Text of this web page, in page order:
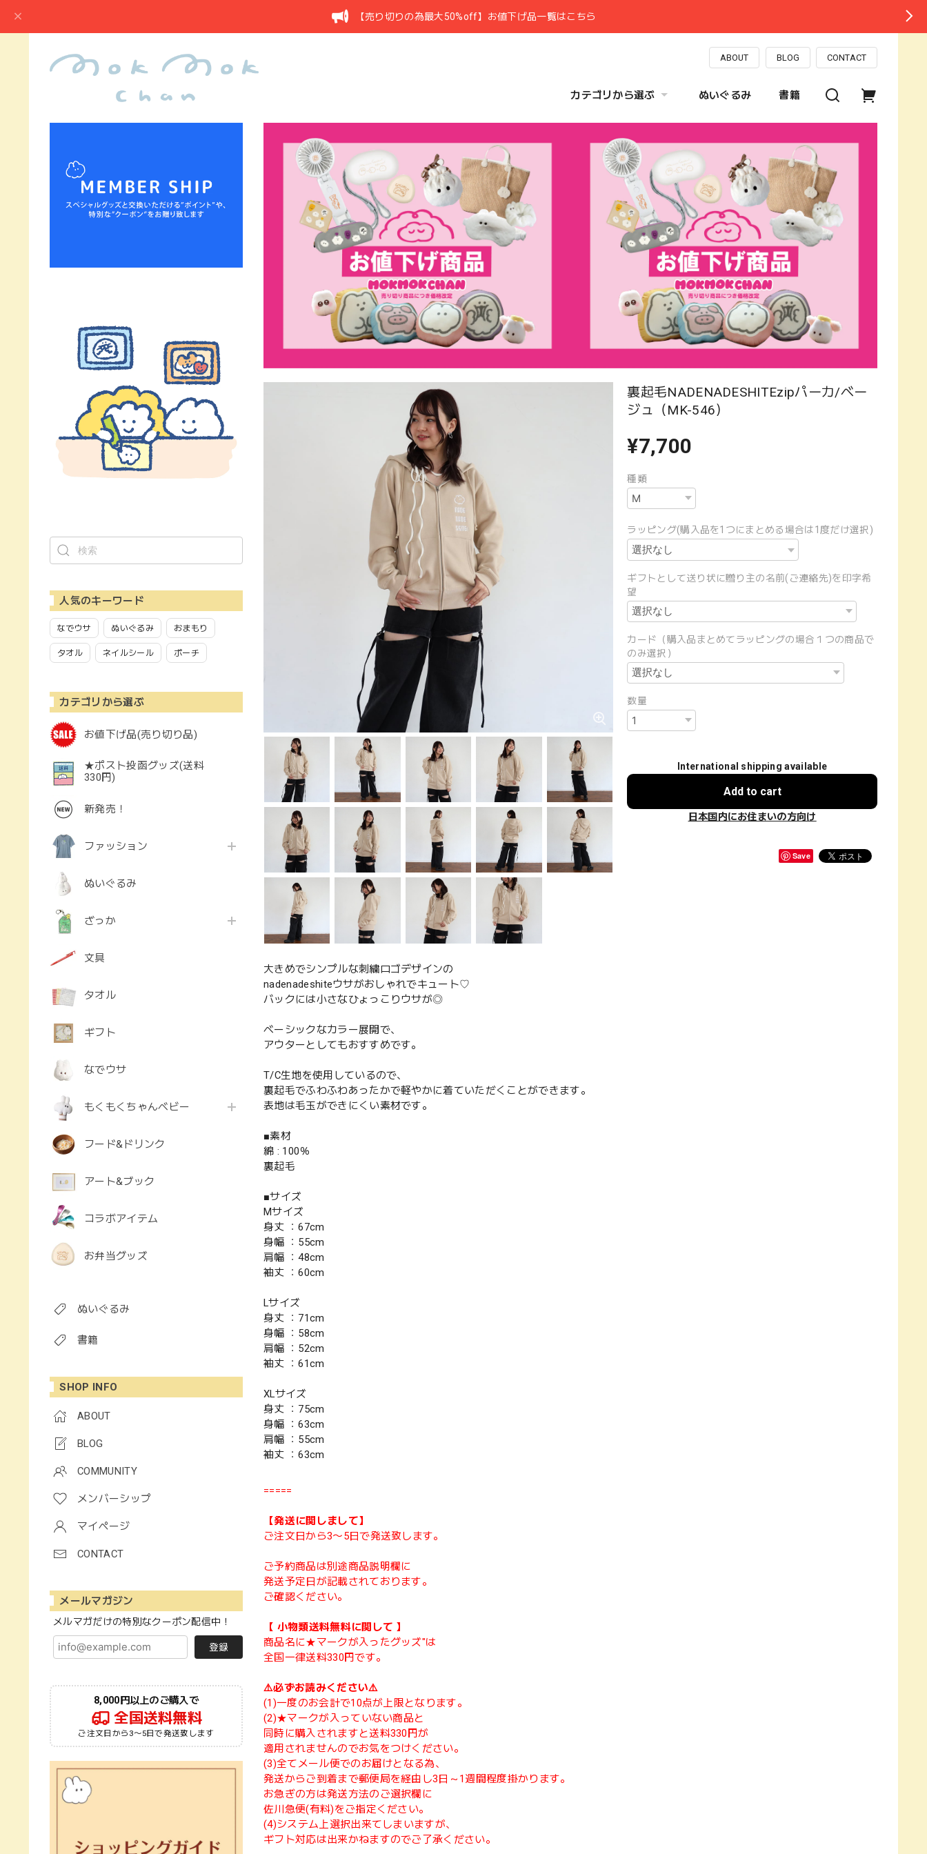
【売り切りの為最大50%off】お値下げ品一覧はこちら
ABOUT BLOG CONTACT
カテゴリから選ぶ ぬいぐるみ 書籍
人気のキーワード
なでウサ ぬいぐるみ おまもり
タオル ネイルシール ポーチ
カテゴリから選ぶ
お値下げ品(売り切り品)
★ポスト投函グッズ(送料
330円)
新発売！
ファッション
ぬいぐるみ
ざっか
文具
タオル
ギフト
なでウサ
もくもくちゃんベビー
フード&ドリンク
アート&ブック
コラボアイテム
お弁当グッズ
ぬいぐるみ
書籍
SHOP INFO
ABOUT
BLOG
COMMUNITY
メンバーシップ
マイページ
CONTACT
メールマガジン
メルマガだけの特別なクーポン配信中！
登録
8,000円以上のご購入で
全国送料無料
ご注文日から3〜5日で発送致します
裏起毛NADENADESHITEzipパーカ/ベー
ジュ（MK-546）
¥7,700
種類
ラッピング(購入品を1つにまとめる場合は1度だけ選択)
ギフトとして送り状に贈り主の名前(ご連絡先)を印字希
望
カード（購入品まとめてラッピングの場合１つの商品で
のみ選択）
数量
International shipping available
Add to cart
日本国内にお住まいの方向け
Save
大きめでシンプルな刺繍ロゴデザインの
nadenadeshiteウサがおしゃれでキュート♡
バックには小さなひょっこりウサが◎
ベーシックなカラー展開で、
アウターとしてもおすすめです。
T/C生地を使用しているので、
裏起毛でふわふわあったかで軽やかに着ていただくことができます。
表地は毛玉ができにくい素材です。
■素材
綿 : 100％
裏起毛
■サイズ
Mサイズ
身丈 ：67cm
身幅 ：55cm
肩幅 ：48cm
袖丈 ：60cm
Lサイズ
身丈 ：71cm
身幅 ：58cm
肩幅 ：52cm
袖丈 ：61cm
XLサイズ
身丈 ：75cm
身幅 ：63cm
肩幅 ：55cm
袖丈 ：63cm
=====
【発送に関しまして】
ご注文日から3〜5日で発送致します。
ご予約商品は別途商品説明欄に
発送予定日が記載されております。
ご確認ください。
【 小物類送料無料に関して 】
商品名に★マークが入ったグッズ"は
全国一律送料330円です。
⚠️必ずお読みください⚠️
(1)一度のお会計で10点が上限となります。
(2)★マークが入っていない商品と
同時に購入されますと送料330円が
適用されませんのでお気をつけください。
(3)全てメール便でのお届けとなる為、
発送からご到着まで郵便局を経由し3日～1週間程度掛かります。
お急ぎの方は発送方法のご選択欄に
佐川急便(有料)をご指定ください。
(4)システム上選択出来てしまいますが、
ギフト対応は出来かねますのでご了承ください。